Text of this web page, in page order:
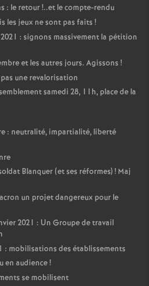
: le retour!..et le compte-rendu
les jeux ne sont pas faits !
: signons massivement la pétition
et les autres jours. Agissons !
une revalorisation
samedi 28, 11h, place de la
: neutralité, impartialité, liberté
Blanquer (et ses réformes)! Maj
un projet dangereux pour le
2021 : Un Groupe de travail
: mobilisations des établissements
en audience!
se mobilisent